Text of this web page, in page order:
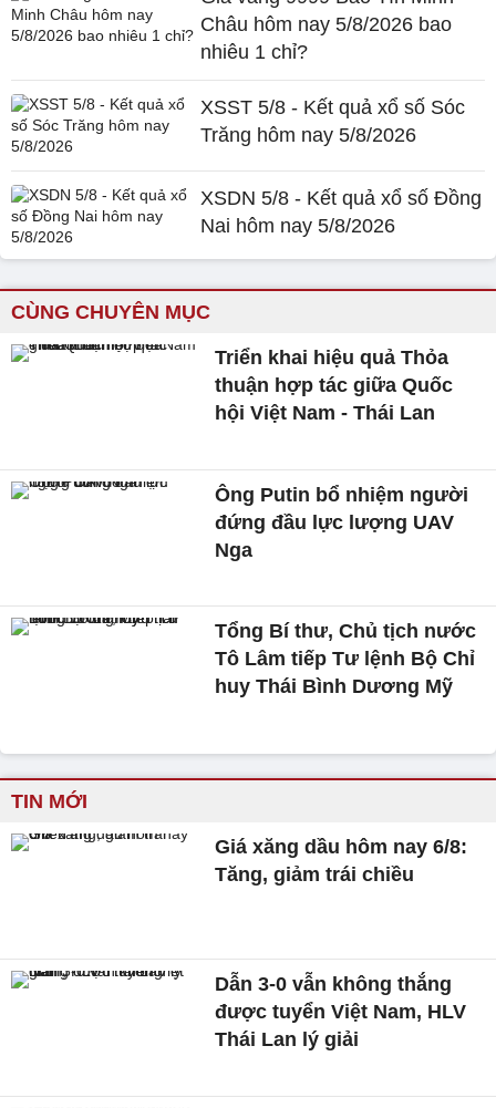
Châu hôm nay 5/8/2026 bao
nhiêu 1 chỉ?
XSST 5/8 - Kết quả xổ số Sóc
Trăng hôm nay 5/8/2026
XSDN 5/8 - Kết quả xổ số Đồng
Nai hôm nay 5/8/2026
CÙNG CHUYÊN MỤC
Triển khai hiệu quả Thỏa
thuận hợp tác giữa Quốc
hội Việt Nam - Thái Lan
Ông Putin bổ nhiệm người
đứng đầu lực lượng UAV
Nga
Tổng Bí thư, Chủ tịch nước
Tô Lâm tiếp Tư lệnh Bộ Chỉ
huy Thái Bình Dương Mỹ
TIN MỚI
Giá xăng dầu hôm nay 6/8:
Tăng, giảm trái chiều
Dẫn 3-0 vẫn không thắng
được tuyển Việt Nam, HLV
Thái Lan lý giải